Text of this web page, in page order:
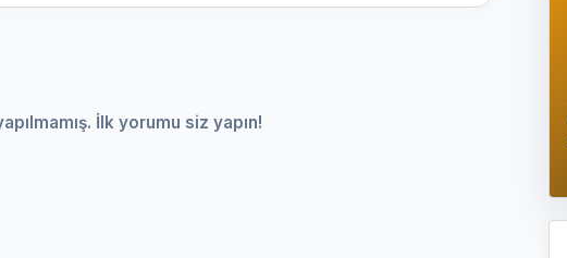
İlk yorumu siz yapın!